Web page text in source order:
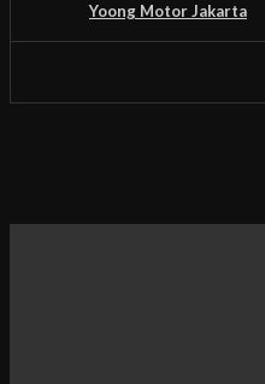
Yoong Motor Jakarta